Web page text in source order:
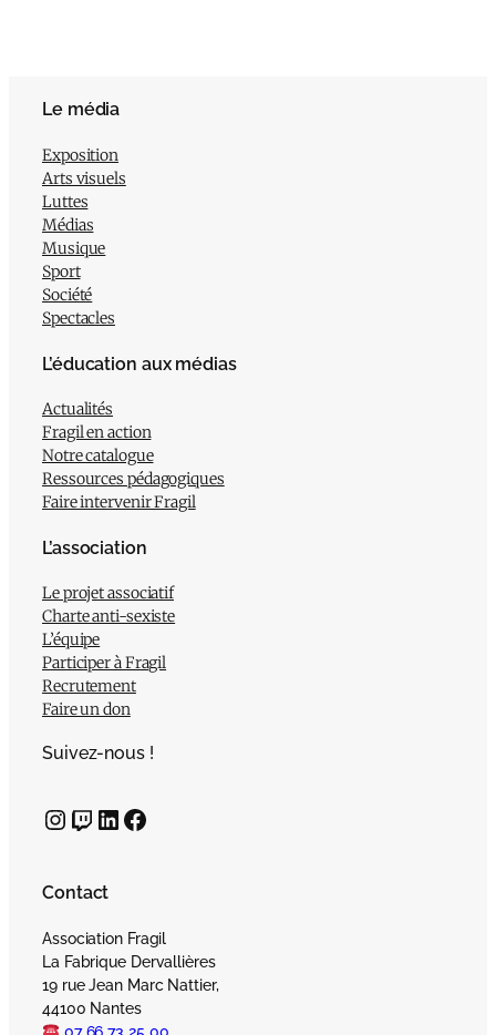
Le média
Exposition
Arts visuels
Luttes
Médias
Musique
Sport
Société
Spectacles
L’éducation aux médias
Actualités
Fragil en action
Notre catalogue
Ressources pédagogiques
Faire intervenir Fragil
L’association
Le projet associatif
Charte anti-sexiste
L’équipe
Participer à Fragil
Recrutement
Faire un don
Suivez-nous !
InstagramTwitch LinkedIn Facebook
Contact
Association Fragil
La Fabrique Dervallières
19 rue Jean Marc Nattier,
44100 Nantes